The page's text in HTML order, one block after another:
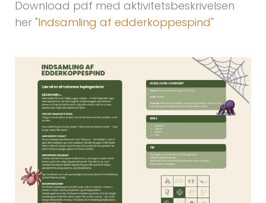
Download pdf med aktivitetsbeskrivelsen
her "Indsamling af edderkoppespind"